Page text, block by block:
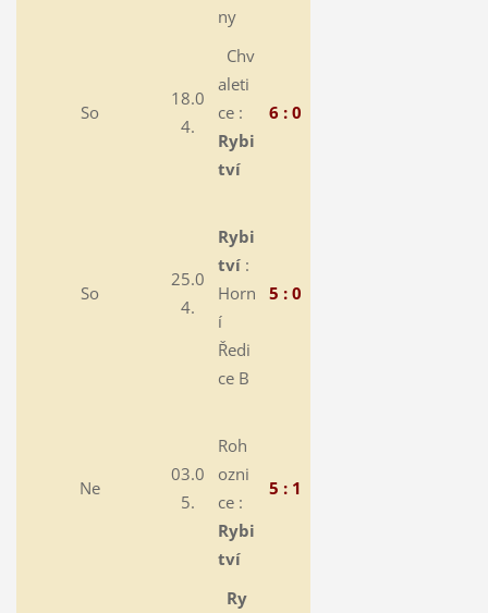
ny
So
18.0
4.
Chv
aleti
ce :
Rybi
tví
6 : 0
So
25.0
4.
Rybi
tví :
Horn
í
Ředi
ce B
5 : 0
Ne
03.0
5.
Roh
ozni
ce :
Rybi
tví
5 : 1
Ry